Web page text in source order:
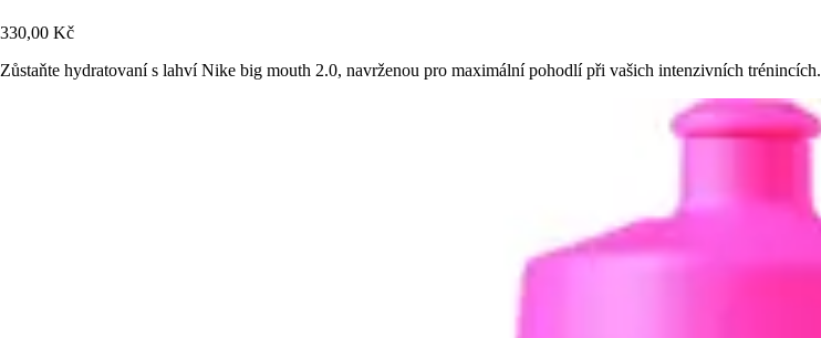
330,00 Kč
Zůstaňte hydratovaní s lahví Nike big mouth 2.0, navrženou pro maximální pohodlí při vašich intenzivních trénincích.